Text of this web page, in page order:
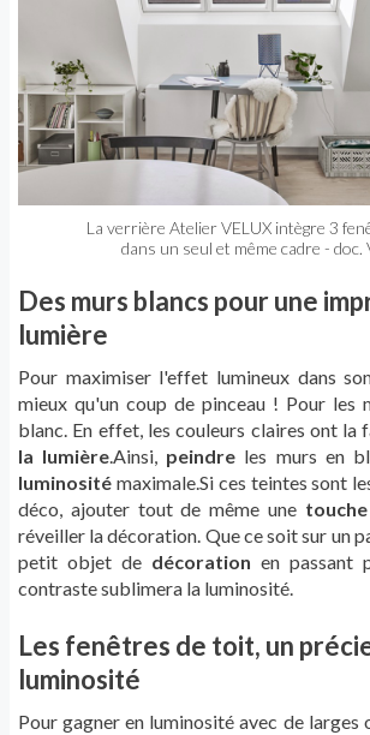
La verrière Atelier VELUX intègre 3
dans un seul et même cadre - doc.
Des murs blancs pour une
lumière
Pour maximiser l'effet lumineux dans
mieux qu'un coup de pinceau ! Pour les
blanc. En effet, les couleurs claires ont la
la lumière.Ainsi, peindre les murs en
luminosité maximale.Si ces teintes sont
déco, ajouter tout de même une
réveiller la décoration. Que ce soit sur un
petit objet de décoration en passant
contraste sublimera la luminosité.
Les fenêtres de toit, un
luminosité
Pour gagner en luminosité avec de larges